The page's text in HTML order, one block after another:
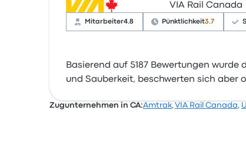
VIA Rail Canada
Mitarbeiter4.8 Pünktlichkeit3.7
Basierend auf 5187 Bewertungen
und Sauberkeit, beschwerten sich aber
Zugunternehmen in CA:Amtrak,VIA Rail Canada,